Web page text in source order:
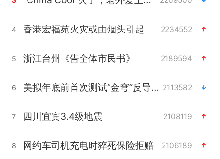
4 香港宏福苑火灾或由烟头引起 2234552
5 浙江台州《告全体市民书》 2189594
6 美拟年底前首次测试“金穹”反导系统 2113582
7 四川宜宾3.4级地震 2108119
8 网约车司机充电时猝死保险拒赔 2106189